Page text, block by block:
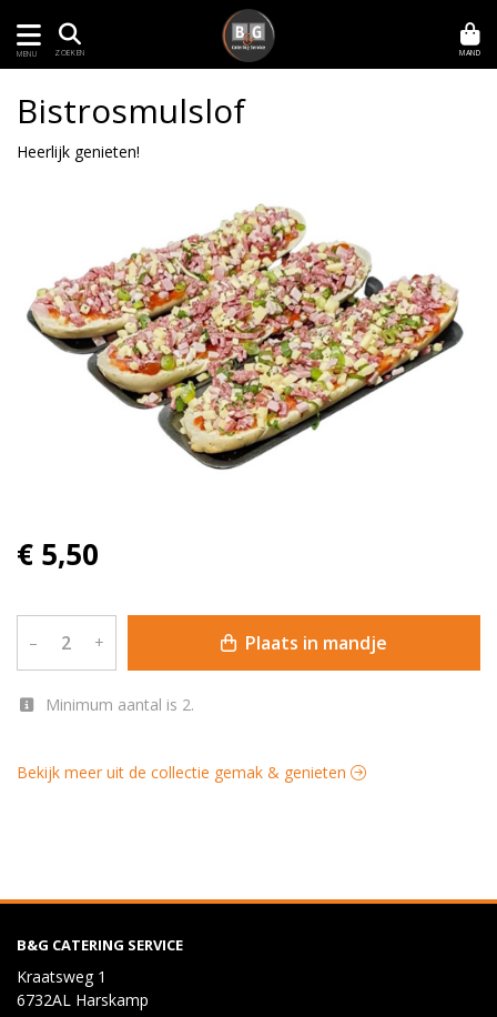
MENU ZOEKEN MAND
Bistrosmulslof
Heerlijk genieten!
€ 5,50
– + Plaats in mandje
Minimum aantal is 2.
Bekijk meer uit de collectie gemak & genieten
B&G CATERING SERVICE
Kraatsweg 1
6732AL Harskamp